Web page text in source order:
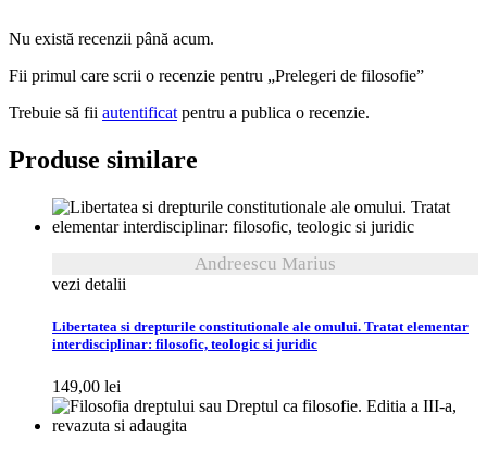
Nu există recenzii până acum.
Fii primul care scrii o recenzie pentru „Prelegeri de filosofie”
Trebuie să fii autentificat pentru a publica o recenzie.
Produse similare
Andreescu Marius
vezi detalii
Libertatea si drepturile constitutionale ale omului. Tratat elementar
interdisciplinar: filosofic, teologic si juridic
149,00 lei